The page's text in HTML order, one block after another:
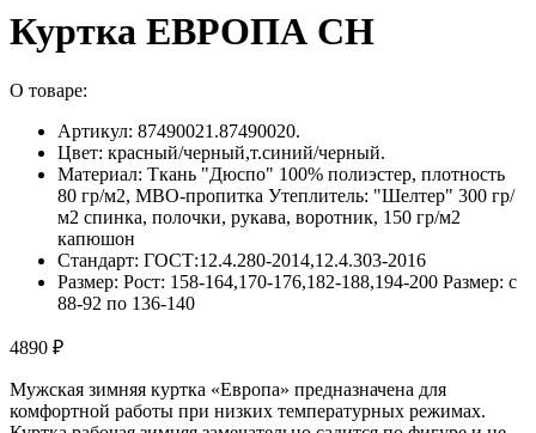
Куртка ЕВРОПА CH
О товаре:
Артикул: 87490021.87490020.
Цвет: красный/черный,т.синий/черный.
Материал: Ткань "Дюспо" 100% полиэстер, плотность
80 гр/м2, МВО-пропитка Утеплитель: "Шелтер" 300 гр/
м2 спинка, полочки, рукава, воротник, 150 гр/м2
капюшон
Стандарт: ГОСТ:12.4.280-2014,12.4.303-2016
Размер: Рост: 158-164,170-176,182-188,194-200 Размер: с
88-92 по 136-140
4890 ₽
Мужская зимняя куртка «Европа» предназначена для
комфортной работы при низких температурных режимах.